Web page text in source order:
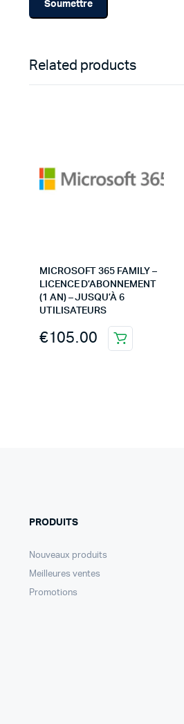
Related products
MICROSOFT 365 FAMILY –
LICENCE D’ABONNEMENT
(1 AN) – JUSQU’À 6
UTILISATEURS
€105.00
PRODUITS
Nouveaux produits
Meilleures ventes
Promotions